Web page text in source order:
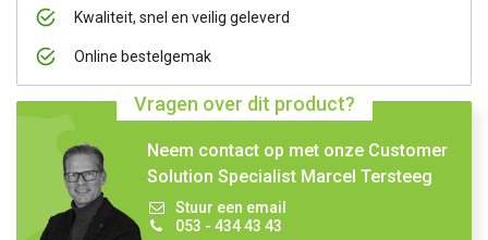
Kwaliteit, snel en veilig geleverd
Online bestelgemak
Vragen over dit product?
Neem contact op met onze Customer
Solution Specialist Marcel Tersteeg
Stuur een email
053 - 434 43 43